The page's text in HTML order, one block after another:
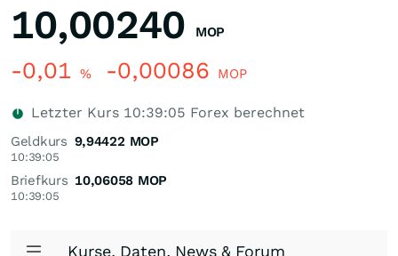
10,00240 MOP
-0,01 % -0,00086 MOP
Letzter Kurs 10:39:05 Forex berechnet
Geldkurs
10:39:05
9,94422 MOP
Briefkurs
10:39:05
10,06058 MOP
Kurse, Daten, News & Forum